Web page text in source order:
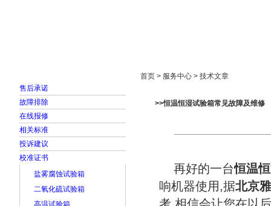
售后承诺
故障排除
在线报修
相关标准
投诉建议
校准证书
盐雾腐蚀试验箱
二氧化硫试验箱
高温试验箱
首页 > 服务中心 > 技术文章
>>恒温恒湿试验箱常见故障及维修
再好的一台恒温
响机器使用,据北京